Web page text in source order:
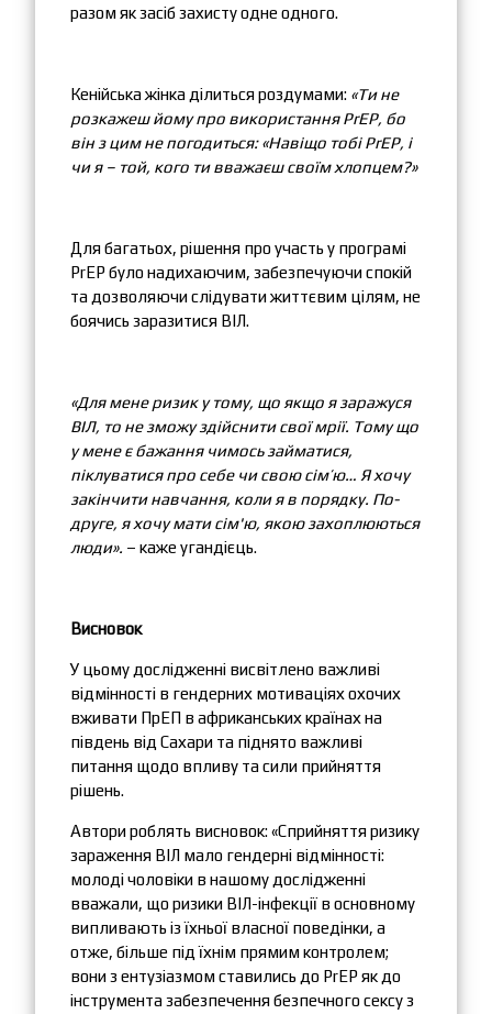
разом як засіб захисту одне одного.
Кенійська жінка ділиться роздумами: «Ти не
розкажеш йому про використання PrEP, бо
він з цим не погодиться: «Навіщо тобі PrEP, і
чи я – той, кого ти вважаєш своїм хлопцем?»
Для багатьох, рішення про участь у програмі
PrEP було надихаючим, забезпечуючи спокій
та дозволяючи слідувати життєвим цілям, не
боячись заразитися ВІЛ.
«Для мене ризик у тому, що якщо я заражуся
ВІЛ, то не зможу здійснити свої мрії. Тому що
у мене є бажання чимось займатися,
піклуватися про себе чи свою сім’ю… Я хочу
закінчити навчання, коли я в порядку. По-
друге, я хочу мати сім'ю, якою захоплюються
люди». – каже угандієць.
Висновок
У цьому дослідженні висвітлено важливі
відмінності в гендерних мотиваціях охочих
вживати ПрЕП в африканських країнах на
південь від Сахари та піднято важливі
питання щодо впливу та сили прийняття
рішень.
Автори роблять висновок: «Сприйняття ризику
зараження ВІЛ мало гендерні відмінності:
молоді чоловіки в нашому дослідженні
вважали, що ризики ВІЛ-інфекції в основному
випливають із їхньої власної поведінки, а
отже, більше під їхнім прямим контролем;
вони з ентузіазмом ставились до PrEP як до
інструмента забезпечення безпечного сексу з